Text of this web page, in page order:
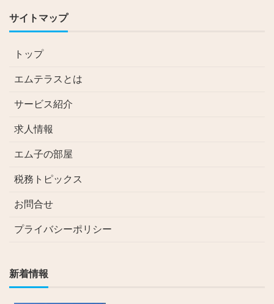
サイトマップ
トップ
エムテラスとは
サービス紹介
求人情報
エム子の部屋
税務トピックス
お問合せ
プライバシーポリシー
新着情報